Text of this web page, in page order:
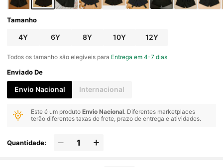
Tamanho
4Y 6Y 8Y 10Y 12Y
Todos os tamanho são elegíveis para Entrega em 4-7 dias
Enviado De
Envio Nacional Internacional
Este é um produtoEnvio Nacional. Diferentes marketplaces
terão diferentes taxas de frete, prazo de entrega e atividades.
Quantidade: